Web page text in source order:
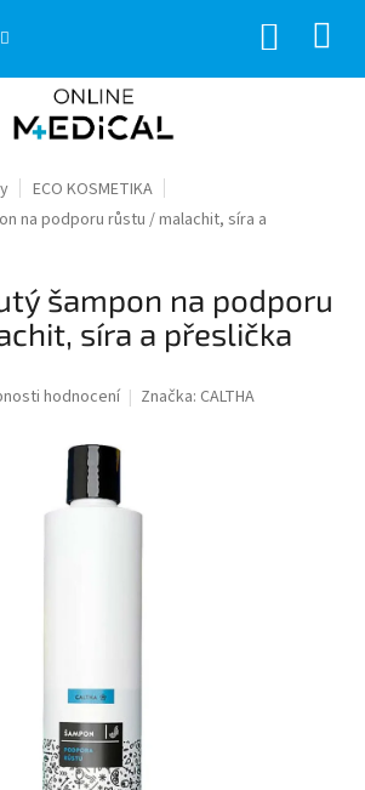
ECO KOSMETIKA
na podporu růstu / malachit, síra a
šampon na podporu
síra a přeslička
hodnocení Značka: CALTHA